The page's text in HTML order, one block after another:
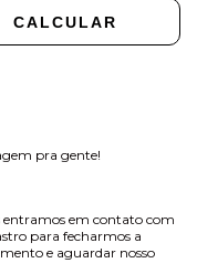
CALCULAR
pra gente!
em contato com
para fecharmos a
e aguardar nosso